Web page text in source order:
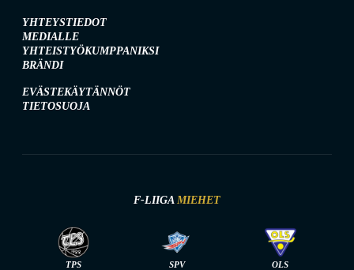
YHTEYSTIEDOT
MEDIALLE
YHTEISTYÖKUMPPANIKSI
BRÄNDI
EVÄSTEKÄYTÄNNÖT
TIETOSUOJA
F-LIIGA MIEHET
TPS SPV OLS